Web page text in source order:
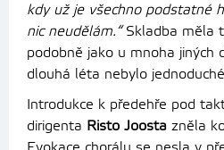
kdy už je všechno podstatné
nic neudělám.“ Skladba měla
podobně jako u mnoha jiných
dlouhá léta nebylo
Introdukce k předehře pod
dirigenta Risto Joosta zněla